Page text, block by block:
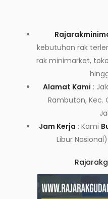
kebutuhan rak
rak minimarket,
Alamat Kami :
Rambutan, Kec.
Jam Kerja : Kami
Libur